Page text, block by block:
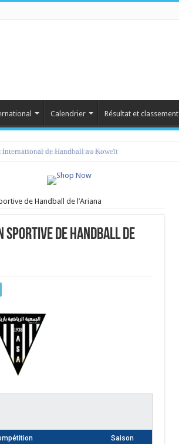
Calendrier Résultat et classement
et liste des joueurs convoqués
de Handball de l’Ariana
Sportive de Handball de
Saison